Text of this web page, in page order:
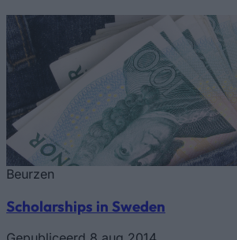
Beurzen
Scholarships in Sweden